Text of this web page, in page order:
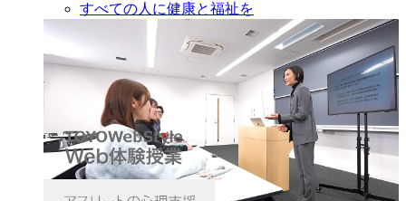
すべての人に健康と福祉を